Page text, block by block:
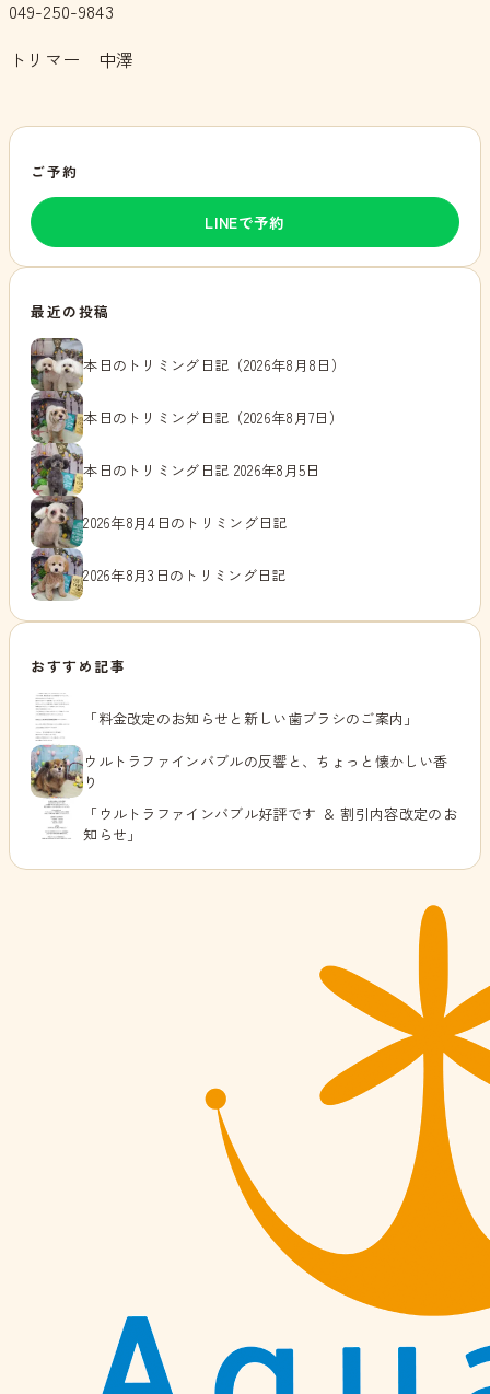
049-250-9843
トリマー 中澤
ご予約
LINEで予約
最近の投稿
本日のトリミング日記（2026年8月8日）
本日のトリミング日記（2026年8月7日）
本日のトリミング日記 2026年8月5日
2026年8月4日のトリミング日記
2026年8月3日のトリミング日記
おすすめ記事
「料金改定のお知らせと新しい歯ブラシのご案内」
ウルトラファインバブルの反響と、ちょっと懐かしい香
り
「ウルトラファインバブル好評です ＆ 割引内容改定のお
知らせ」